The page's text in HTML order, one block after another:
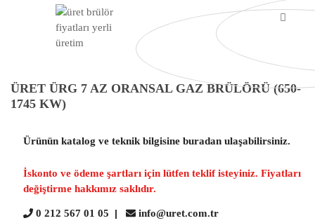
ÜRET ÜRG 7 AZ ORANSAL GAZ BRÜLÖRÜ (650-
1745 KW)
Ürünün katalog ve teknik bilgisine buradan ulaşabilirsiniz.
İskonto ve ödeme şartları için lütfen teklif isteyiniz. Fiyatları
değiştirme hakkımız saklıdır.
0 212 567 01 05 | info@uret.com.tr